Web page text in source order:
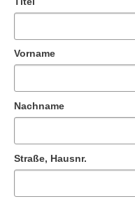
Vorname
Nachname
Straße, Hausnr.